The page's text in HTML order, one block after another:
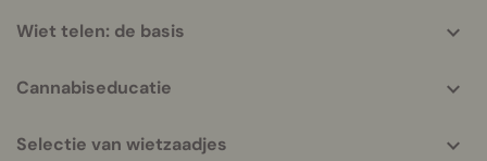
Wiet telen: de basis
Cannabiseducatie
Selectie van wietzaadjes